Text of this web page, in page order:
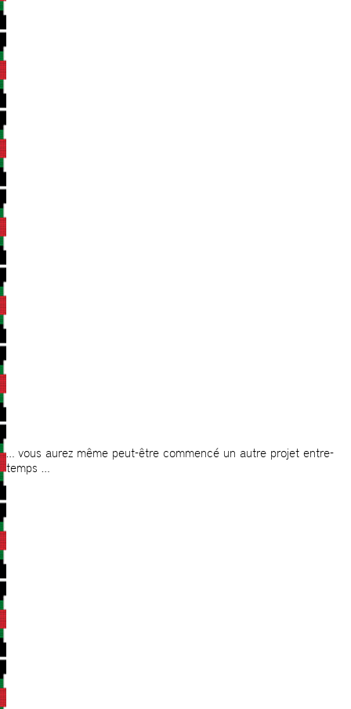
… vous aurez même peut-être commencé un autre projet entre-
temps …